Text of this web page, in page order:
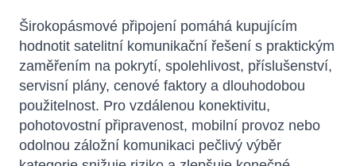
Širokopásmové připojení pomáhá kupujícím
hodnotit satelitní komunikační řešení s praktickým
zaměřením na pokrytí, spolehlivost, příslušenství,
servisní plány, cenové faktory a dlouhodobou
použitelnost. Pro vzdálenou konektivitu,
pohotovostní připravenost, mobilní provoz nebo
odolnou záložní komunikaci pečlivý výběr